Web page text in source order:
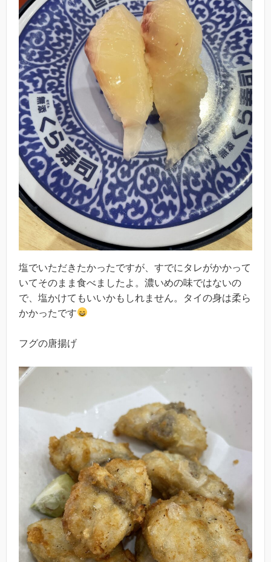
塩でいただきたかったですが、すでにタレがかかって
いてそのまま食べましたよ。濃いめの味ではないの
で、塩かけてもいいかもしれません。タイの身は柔ら
かかったです
フグの唐揚げ